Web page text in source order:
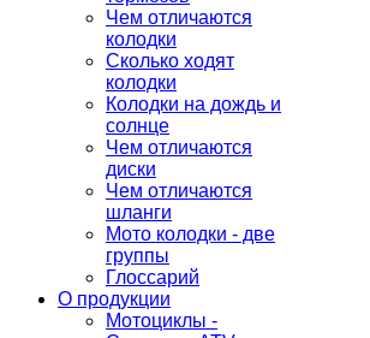
Чем отличаются
колодки
Сколько ходят
колодки
Колодки на дождь и
солнце
Чем отличаются
диски
Чем отличаются
шланги
Мото колодки - две
группы
Глоссарий
О продукции
Мотоциклы -